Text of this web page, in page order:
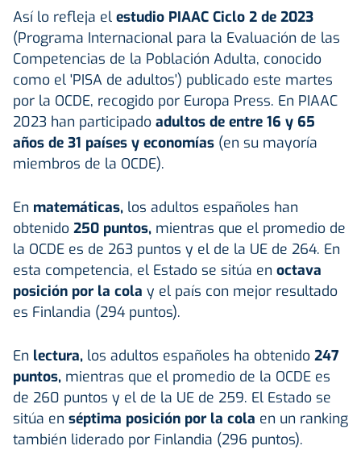
Así lo refleja el estudio PIAAC Ciclo 2 de 2023
(Programa Internacional para la Evaluación de las
Competencias de la Población Adulta, conocido
como el 'PISA de adultos') publicado este martes
por la OCDE, recogido por Europa Press. En PIAAC
2023 han participado adultos de entre 16 y 65
años de 31 países y economías (en su mayoría
miembros de la OCDE).
En matemáticas, los adultos españoles han
obtenido 250 puntos, mientras que el promedio de
la OCDE es de 263 puntos y el de la UE de 264. En
esta competencia, el Estado se sitúa en octava
posición por la cola y el país con mejor resultado
es Finlandia (294 puntos).
En lectura, los adultos españoles ha obtenido 247
puntos, mientras que el promedio de la OCDE es
de 260 puntos y el de la UE de 259. El Estado se
sitúa en séptima posición por la cola en un ranking
también liderado por Finlandia (296 puntos).